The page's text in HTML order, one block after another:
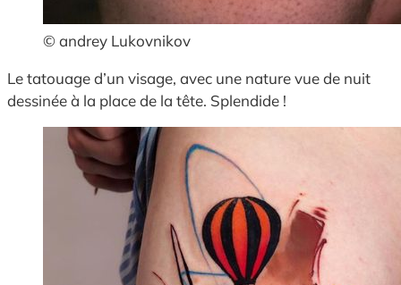
© andrey Lukovnikov
Le tatouage d’un visage, avec une nature vue de nuit
dessinée à la place de la tête. Splendide !